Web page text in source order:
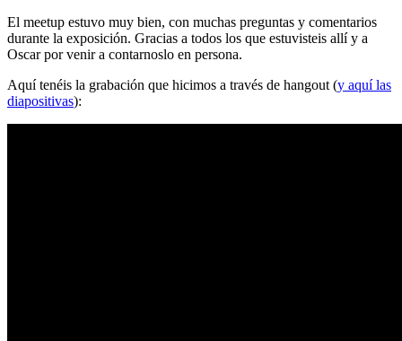
El meetup estuvo muy bien, con muchas preguntas y comentarios
durante la exposición. Gracias a todos los que estuvisteis allí y a
Oscar por venir a contarnoslo en persona.
Aquí tenéis la grabación que hicimos a través de hangout (y aquí las
diapositivas):